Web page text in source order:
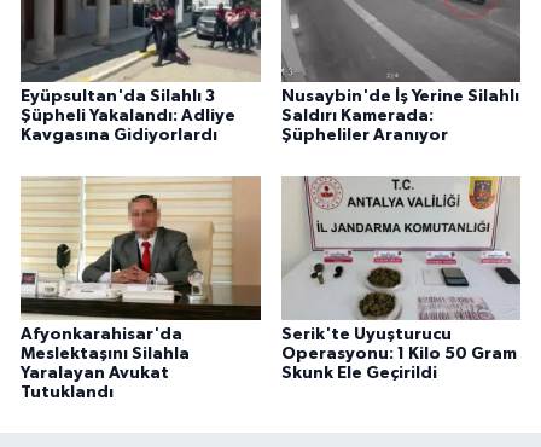
Eyüpsultan'da Silahlı 3
Şüpheli Yakalandı: Adliye
Kavgasına Gidiyorlardı
Nusaybin'de İş Yerine Silahlı
Saldırı Kamerada:
Şüpheliler Aranıyor
Afyonkarahisar'da
Meslektaşını Silahla
Yaralayan Avukat
Tutuklandı
Serik'te Uyuşturucu
Operasyonu: 1 Kilo 50 Gram
Skunk Ele Geçirildi